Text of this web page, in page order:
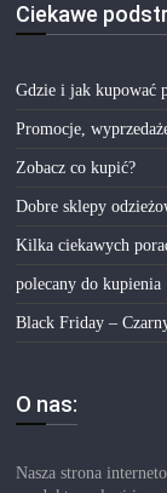
Ciekawe
Gdzie i jak kupować
Promocje,
Zobacz co kupić?
Dobre sklepy
Kilka ciekawych
polecany do kupienia
Black Friday –
O nas:
Nasza strona